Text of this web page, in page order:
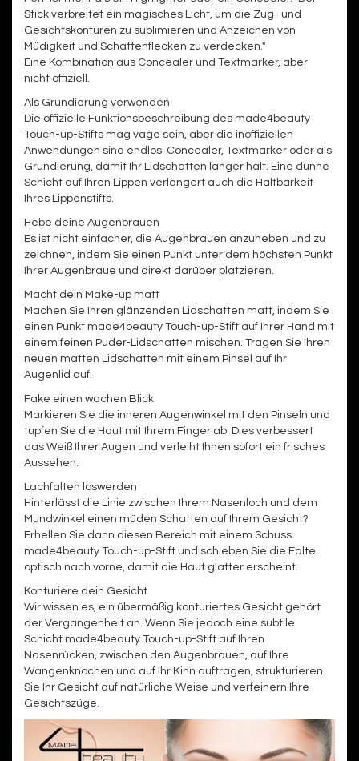
Stick verbreitet ein magisches Licht, um die Zug- und
Gesichtskonturen zu sublimieren und Anzeichen von
Müdigkeit und Schattenflecken zu verdecken."
Eine Kombination aus Concealer und Textmarker, aber
nicht offiziell.
Als Grundierung verwenden
Die offizielle Funktionsbeschreibung des made4beauty
Touch-up-Stifts mag vage sein, aber die inoffiziellen
Anwendungen sind endlos. Concealer, Textmarker oder als
Grundierung, damit Ihr Lidschatten länger hält. Eine dünne
Schicht auf Ihren Lippen verlängert auch die Haltbarkeit
Ihres Lippenstifts.
Hebe deine Augenbrauen
Es ist nicht einfacher, die Augenbrauen anzuheben und zu
zeichnen, indem Sie einen Punkt unter dem höchsten Punkt
Ihrer Augenbraue und direkt darüber platzieren.
Macht dein Make-up matt
Machen Sie Ihren glänzenden Lidschatten matt, indem Sie
einen Punkt made4beauty Touch-up-Stift auf Ihrer Hand mit
einem feinen Puder-Lidschatten mischen. Tragen Sie Ihren
neuen matten Lidschatten mit einem Pinsel auf Ihr
Augenlid auf.
Fake einen wachen Blick
Markieren Sie die inneren Augenwinkel mit den Pinseln und
tupfen Sie die Haut mit Ihrem Finger ab. Dies verbessert
das Weiß Ihrer Augen und verleiht Ihnen sofort ein frisches
Aussehen.
Lachfalten loswerden
Hinterlässt die Linie zwischen Ihrem Nasenloch und dem
Mundwinkel einen müden Schatten auf Ihrem Gesicht?
Erhellen Sie dann diesen Bereich mit einem Schuss
made4beauty Touch-up-Stift und schieben Sie die Falte
optisch nach vorne, damit die Haut glatter erscheint.
Konturiere dein Gesicht
Wir wissen es, ein übermäßig konturiertes Gesicht gehört
der Vergangenheit an. Wenn Sie jedoch eine subtile
Schicht made4beauty Touch-up-Stift auf Ihren
Nasenrücken, zwischen den Augenbrauen, auf Ihre
Wangenknochen und auf Ihr Kinn auftragen, strukturieren
Sie Ihr Gesicht auf natürliche Weise und verfeinern Ihre
Gesichtszüge.